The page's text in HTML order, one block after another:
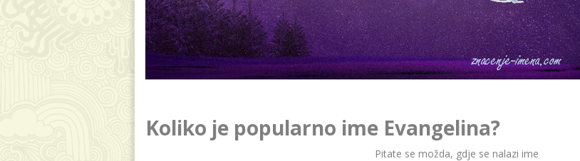
Koliko je popularno ime Evangelina?
Pitate se možda, gdje se nalazi ime